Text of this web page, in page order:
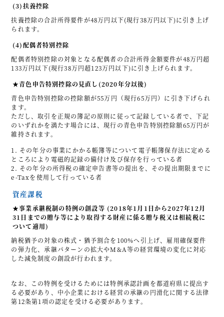
(3)扶養控除
扶養控除の合計所得要件が48万円以下(現行38万円以下)に引き上げ
られます。
(4)配偶者特別控除
配偶者特別控除の対象となる配偶者の合計所得金額要件が48万円超
133万円以下(現行38万円超123万円以下)に引き上げられます。
★青色申告特別控除の見直し(2020年分以後)
青色申告特別控除の控除額が55万円（現行65万円）に引き下げられ
ます。
ただし、取引を正規の簿記の原則に従って記録している者で、下記
のいずれかを満たす場合には、現行の青色申告特別控除額65万円が
維持されます。
その年分の事業にかかる帳簿等について電子帳簿保存法に定める
ところにより電磁的記録の備付け及び保存を行っている者
その年分の所得税の確定申告書等の提出を、その提出期限までに
e-Taxを使用して行っている者
資産課税
★事業承継税制の特例の創設等 (2018年1月1日から2027年12月
31日までの贈与等により取得する財産に係る贈与税又は相続税に
ついて適用)
納税猶予の対象の株式・猶予割合を100%へ引上げ、雇用確保要件
の弾力化、承継パターンの拡大やM&A等の経営環境の変化に対応
した減免制度の創設が行われます。
なお、この特例を受けるためには特例承認計画を都道府県に提出す
る必要があり、中小企業における経営の承継の円滑化に関する法律
第12条第1項の認定を受ける必要があります。